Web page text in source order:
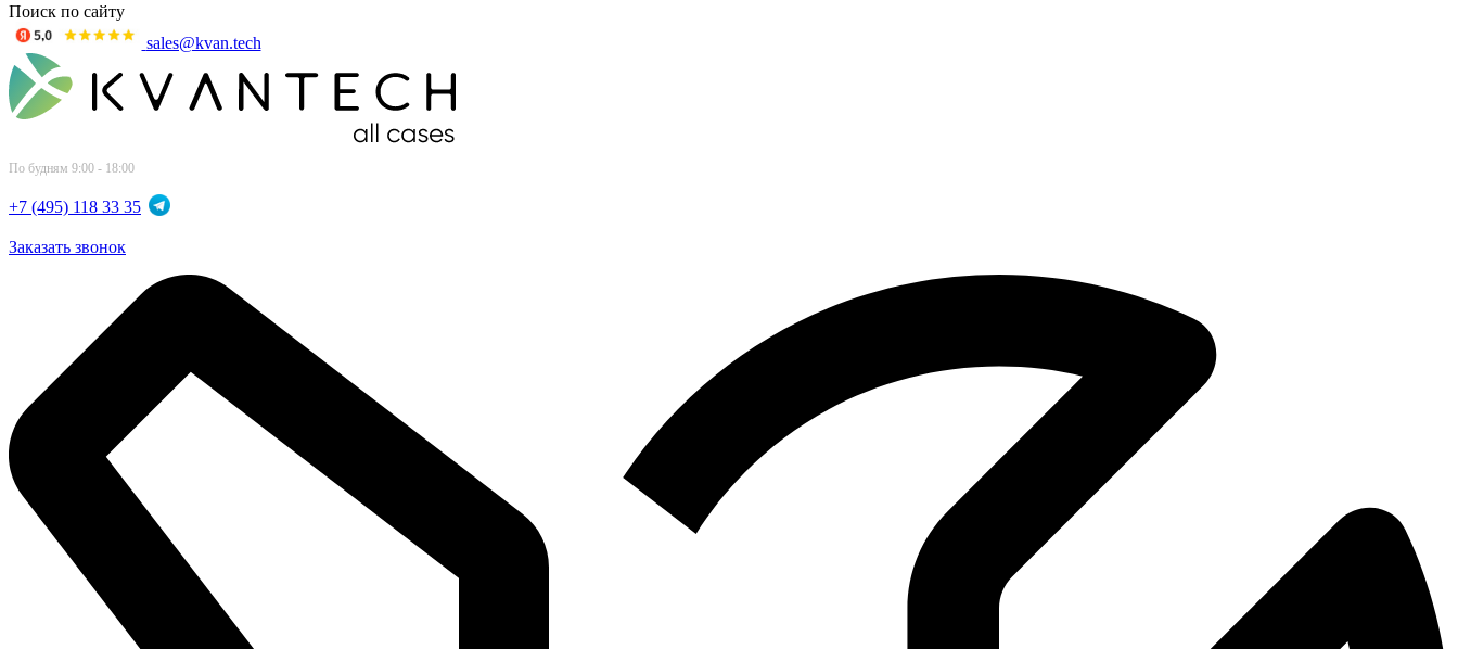
Поиск по сайту
sales@kvan.tech
По будням 9:00 - 18:00
+7 (495) 118 33 35
Заказать звонок